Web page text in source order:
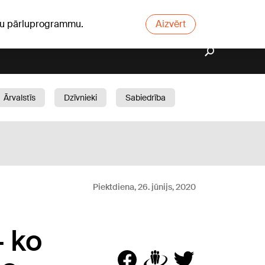
pārluprogrammu. Aizvērt
Ārvalstīs Dzīvnieki
Sabiedrība
Piektdiena, 26. jūnijs, 2020
ko